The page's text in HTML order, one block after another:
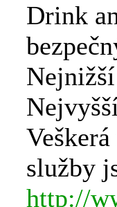
Drink
služby
http://